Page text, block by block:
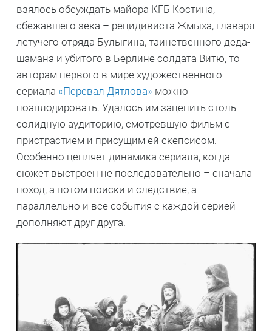
взялось обсуждать майора КГБ Костина,
сбежавшего зека – рецидивиста Жмыха, главаря
летучего отряда Булыгина, таинственного деда-
шамана и убитого в Берлине солдата Витю, то
авторам первого в мире художественного
сериала «Перевал Дятлова» можно
поаплодировать. Удалось им зацепить столь
солидную аудиторию, смотревшую фильм с
пристрастием и присущим ей скепсисом.
Особенно цепляет динамика сериала, когда
сюжет выстроен не последовательно – сначала
поход, а потом поиски и следствие, а
параллельно и все события с каждой серией
дополняют друг друга.